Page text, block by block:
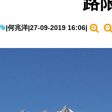
|何兆洋|27-09-2019 16:06|